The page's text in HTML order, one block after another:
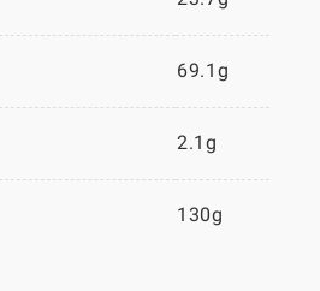
69.1g
2.1g
130g